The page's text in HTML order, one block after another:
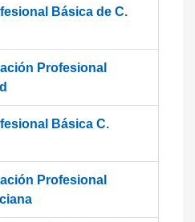
Básica de C.
Profesional
Básica C.
Profesional